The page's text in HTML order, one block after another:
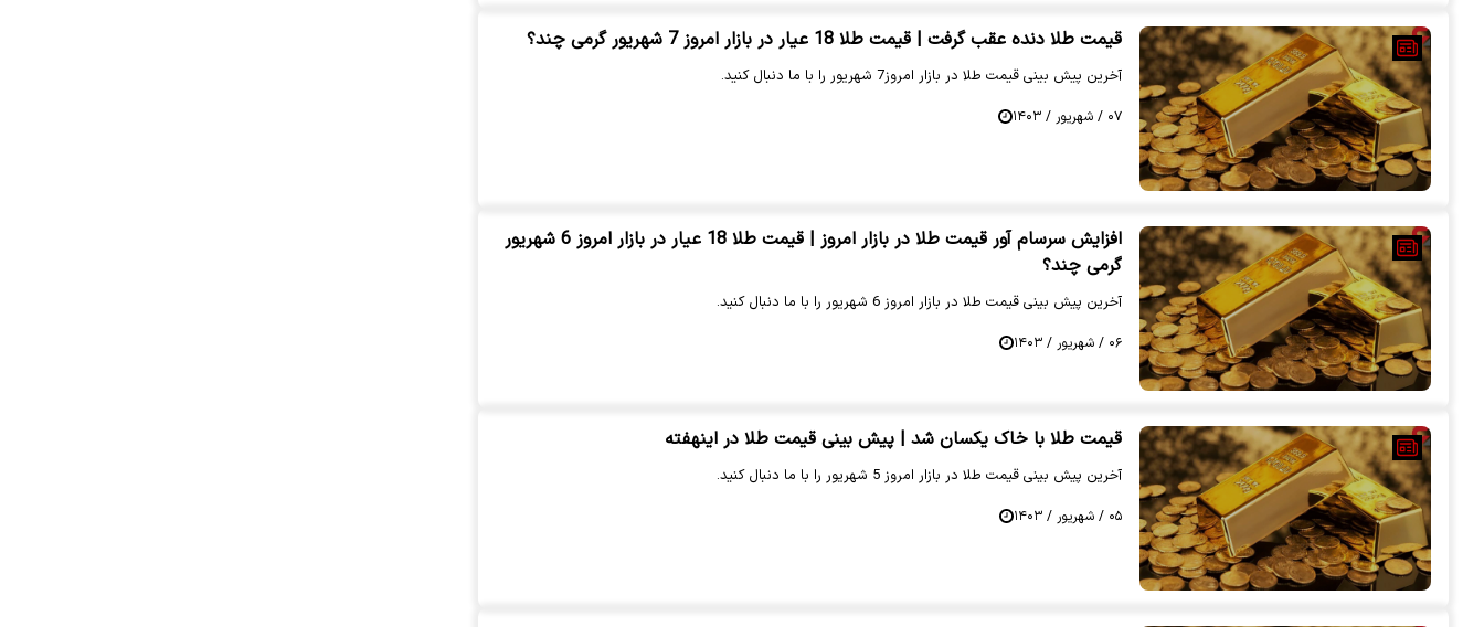
قیمت طلا دنده عقب گرفت | قیمت طلا 18 عیار در بازار امروز 7 شهریور گرمی چند؟
آخرین پیش بینی قیمت طلا در بازار امروز7 شهریور را با ما دنبال کنید.
۰۷ / شهریور / ۱۴۰۳
افزایش سرسام آور قیمت طلا در بازار امروز | قیمت طلا 18 عیار در بازار امروز 6 شهریور
گرمی چند؟
آخرین پیش بینی قیمت طلا در بازار امروز 6 شهریور را با ما دنبال کنید.
۰۶ / شهریور / ۱۴۰۳
قیمت طلا با خاک یکسان شد | پیش بینی قیمت طلا در اینهفته
آخرین پیش بینی قیمت طلا در بازار امروز 5 شهریور را با ما دنبال کنید.
۰۵ / شهریور / ۱۴۰۳